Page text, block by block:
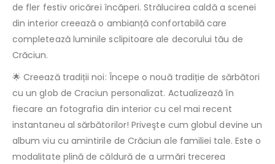
de fler festiv oricărei încăperi. Strălucirea caldă a scenei
din interior creează o ambianță confortabilă care
completează luminile sclipitoare ale decorului tău de
Crăciun.
🌟 Creează tradiții noi: Începe o nouă tradiție de sărbători
cu un glob de Craciun personalizat. Actualizează în
fiecare an fotografia din interior cu cel mai recent
instantaneu al sărbătorilor! Priveşte cum globul devine un
album viu cu amintirile de Crăciun ale familiei tale. Este o
modalitate plină de căldură de a urmări trecerea